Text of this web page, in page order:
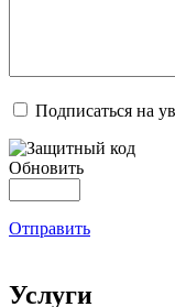
Подписаться на
Обновить
Отправить
Услуги